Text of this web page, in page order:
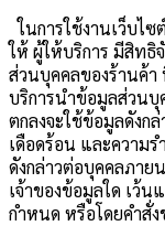
ในการใช้งานเว็บไ
ให้ ผู้ให้บริการ มีสิทธิ
ส่วนบุคคลของร้านค้า
บริการนำข้อมูลส่วนบุ
ตกลงจะใช้ข้อมูลดังก
เดือดร้อน และความ
ดังกล่าวต่อบุคคลภา
เจ้าของข้อมูลใด เว้
กำหนด หรือโดยคำสั่